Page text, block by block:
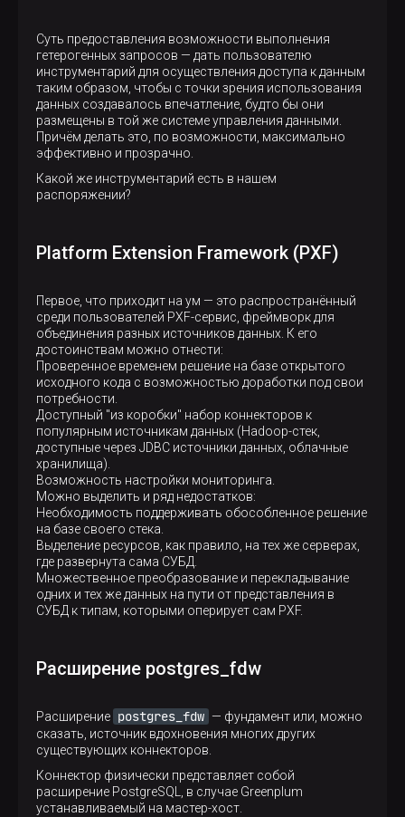
Суть предоставления возможности выполнения
гетерогенных запросов — дать пользователю
инструментарий для осуществления доступа к данным
таким образом, чтобы с точки зрения использования
данных создавалось впечатление, будто бы они
размещены в той же системе управления данными.
Причём делать это, по возможности, максимально
эффективно и прозрачно.
Какой же инструментарий есть в нашем
распоряжении?
Platform Extension Framework (PXF)
Первое, что приходит на ум — это распространённый
среди пользователей PXF-сервис, фреймворк для
объединения разных источников данных. К его
достоинствам можно отнести:
Проверенное временем решение на базе открытого
исходного кода с возможностью доработки под свои
потребности.
Доступный "из коробки" набор коннекторов к
популярным источникам данных (Hadoop-стек,
доступные через JDBC источники данных, облачные
хранилища).
Возможность настройки мониторинга.
Можно выделить и ряд недостатков:
Необходимость поддерживать обособленное решение
на базе своего стека.
Выделение ресурсов, как правило, на тех же серверах,
где развернута сама СУБД.
Множественное преобразование и перекладывание
одних и тех же данных на пути от представления в
СУБД к типам, которыми оперирует сам PXF.
Расширение postgres_fdw
Расширение postgres_fdw — фундамент или, можно
сказать, источник вдохновения многих других
существующих коннекторов.
Коннектор физически представляет собой
расширение PostgreSQL, в случае Greenplum
устанавливаемый на мастер-хост.